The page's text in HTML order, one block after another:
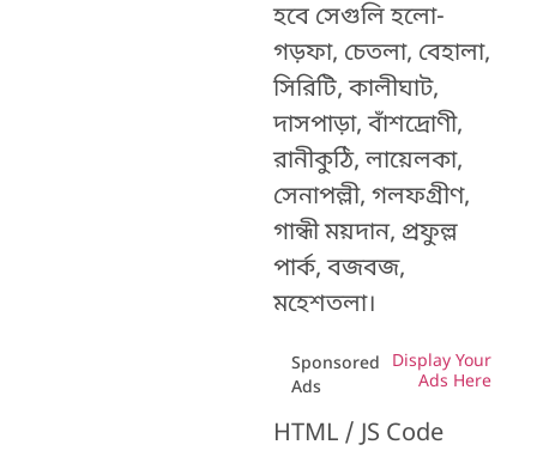
হবে সেগুলি হলো-
গড়ফা, চেতলা, বেহালা,
সিরিটি, কালীঘাট,
দাসপাড়া, বাঁশদ্রোণী,
রানীকুঠি, লায়েলকা,
সেনাপল্লী, গলফগ্রীণ,
গান্ধী ময়দান, প্রফুল্ল
পার্ক, বজবজ,
মহেশতলা।
Sponsored
Ads
Display Your
Ads Here
HTML / JS Code